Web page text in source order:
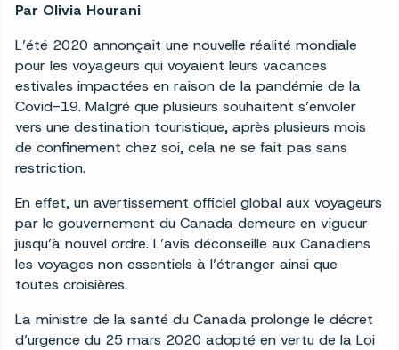
Par Olivia Hourani
L’été 2020 annonçait une nouvelle réalité mondiale
pour les voyageurs qui voyaient leurs vacances
estivales impactées en raison de la pandémie de la
Covid-19. Malgré que plusieurs souhaitent s’envoler
vers une destination touristique, après plusieurs mois
de confinement chez soi, cela ne se fait pas sans
restriction.
En effet, un avertissement officiel global aux voyageurs
par le gouvernement du Canada demeure en vigueur
jusqu’à nouvel ordre. L’avis déconseille aux Canadiens
les voyages non essentiels à l’étranger ainsi que
toutes croisières.
La ministre de la santé du Canada prolonge le décret
d’urgence du 25 mars 2020 adopté en vertu de la Loi